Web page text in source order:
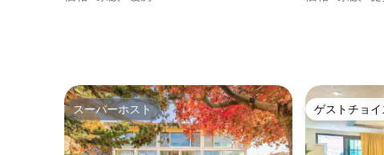
スーパーホスト
スーパーホスト ゲストチョイ
ゲストチョイ